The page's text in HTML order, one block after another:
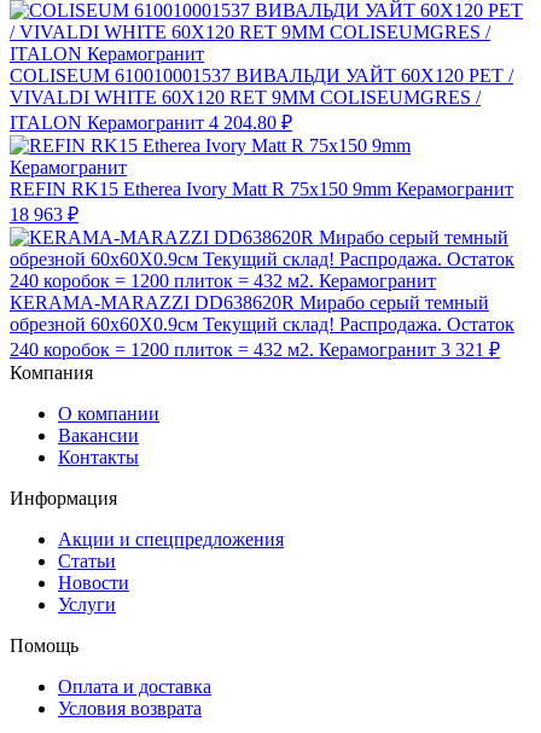
COLISEUM 610010001537 ВИВАЛЬДИ УАЙТ 60X120 РЕТ /
VIVALDI WHITE 60X120 RET 9MM COLISEUMGRES /
ITALON Керамогранит 4 204.80 ₽
REFIN RK15 Etherea Ivory Matt R 75x150 9mm Керамогранит
18 963 ₽
КЕRAMA-MARAZZI DD638620R Мирабо серый темный
обрезной 60х60X0.9см Текущий склад! Распродажа. Остаток
240 коробок = 1200 плиток = 432 м2. Керамогранит 3 321 ₽
Компания
О компании
Вакансии
Контакты
Информация
Акции и спецпредложения
Статьи
Новости
Услуги
Помощь
Оплата и доставка
Условия возврата